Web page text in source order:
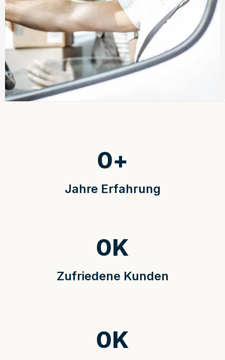
Jahre Erfahrung
0+
Zufriedene Kunden
0K
0K